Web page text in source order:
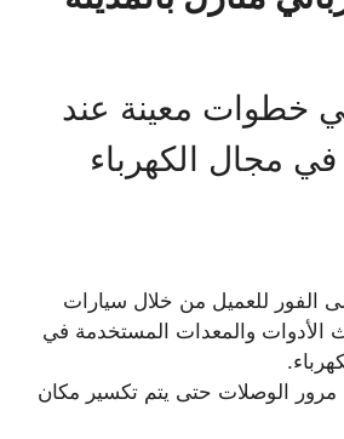
خطوات معينة عند
في مجال الكهرباء
الفور للعميل من خلال سيارات
الأدوات والمعدات المستخدمة في
مرور الوصلات حتى يتم تكسير مكان